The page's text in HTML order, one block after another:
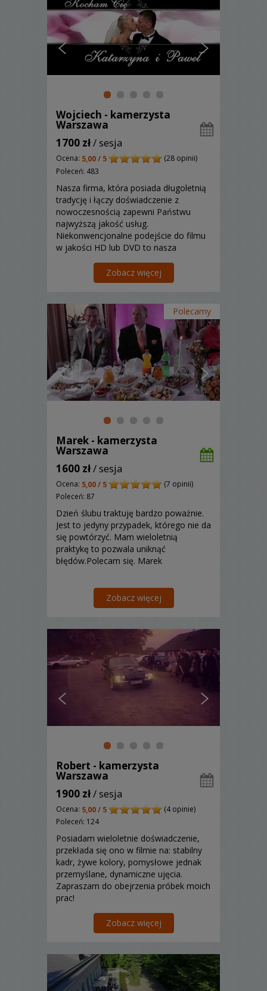
Wojciech - kamerzysta
Warszawa
1700 zł/ sesja
Ocena: 5,00 / 5
(28 opinii)
Poleceń: 483
Nasza firma, która posiada długoletnią
tradycję i łączy doświadczenie z
nowoczesnością zapewni Państwu
najwyższą jakość usług.
Niekonwencjonalne podejście do filmu
w jakości HD lub DVD to nasza
Zobacz więcej
Polecamy
Marek - kamerzysta
Warszawa
1600 zł/ sesja
Ocena: 5,00 / 5
(7 opinii)
Poleceń: 87
Dzień ślubu traktuję bardzo poważnie.
Jest to jedyny przypadek, którego nie da
się powtórzyć. Mam wieloletnią
praktykę to pozwala uniknąć
błędów.Polecam się. Marek
Zobacz więcej
Robert - kamerzysta
Warszawa
1900 zł/ sesja
Ocena: 5,00 / 5
(4 opinie)
Poleceń: 124
Posiadam wieloletnie doświadczenie,
przekłada się ono w filmie na: stabilny
kadr, żywe kolory, pomysłowe jednak
przemyślane, dynamiczne ujęcia.
Zapraszam do obejrzenia próbek moich
prac!
Zobacz więcej